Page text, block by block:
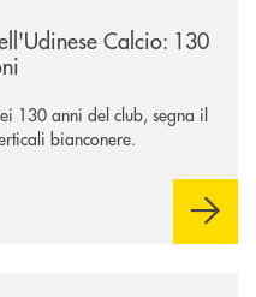
Calcio: 130
130 anni del club, segna il
bianconere.